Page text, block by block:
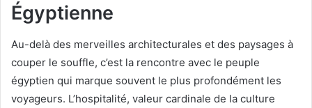
Égyptienne
Au-delà des merveilles architecturales et des paysages à
couper le souffle, c’est la rencontre avec le peuple
égyptien qui marque souvent le plus profondément les
voyageurs. L’hospitalité, valeur cardinale de la culture